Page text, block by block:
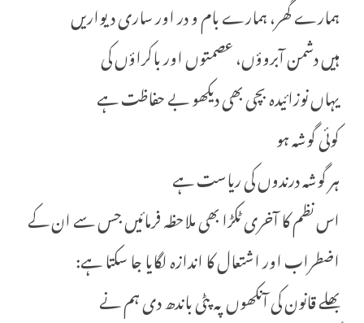
ہمارے گھر، ہمارے بام و در اور ساری دیواریں
ہیں دشمن آبروؤں، عصمتوں اور باکراؤں کی
یہاں نوزائیدہ بچی بھی دیکھو بے حفاظت ہے
کوئی گوشہ ہو
ہر گوشہ درندوں کی ریاست ہے
اس نظم کا آخری ٹکڑا بھی ملاحظہ فرمائیں جس سے ان کے
اضطراب اور اشتعال کا اندازہ لگایا جا سکتا ہے:
بھلے قانون کی آنکھوں پہ پٹی باندھ دی ہم نے